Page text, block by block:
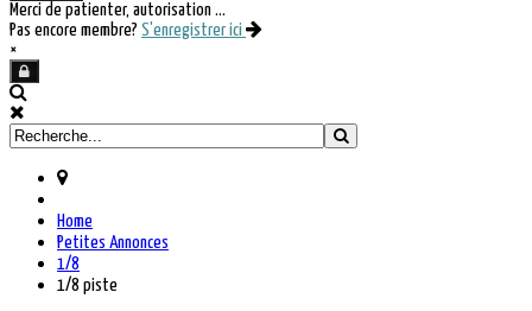
Merci de patienter, autorisation ...
Pas encore membre? S'enregistrer ici
×
Home
Petites Annonces
1/8
1/8 piste